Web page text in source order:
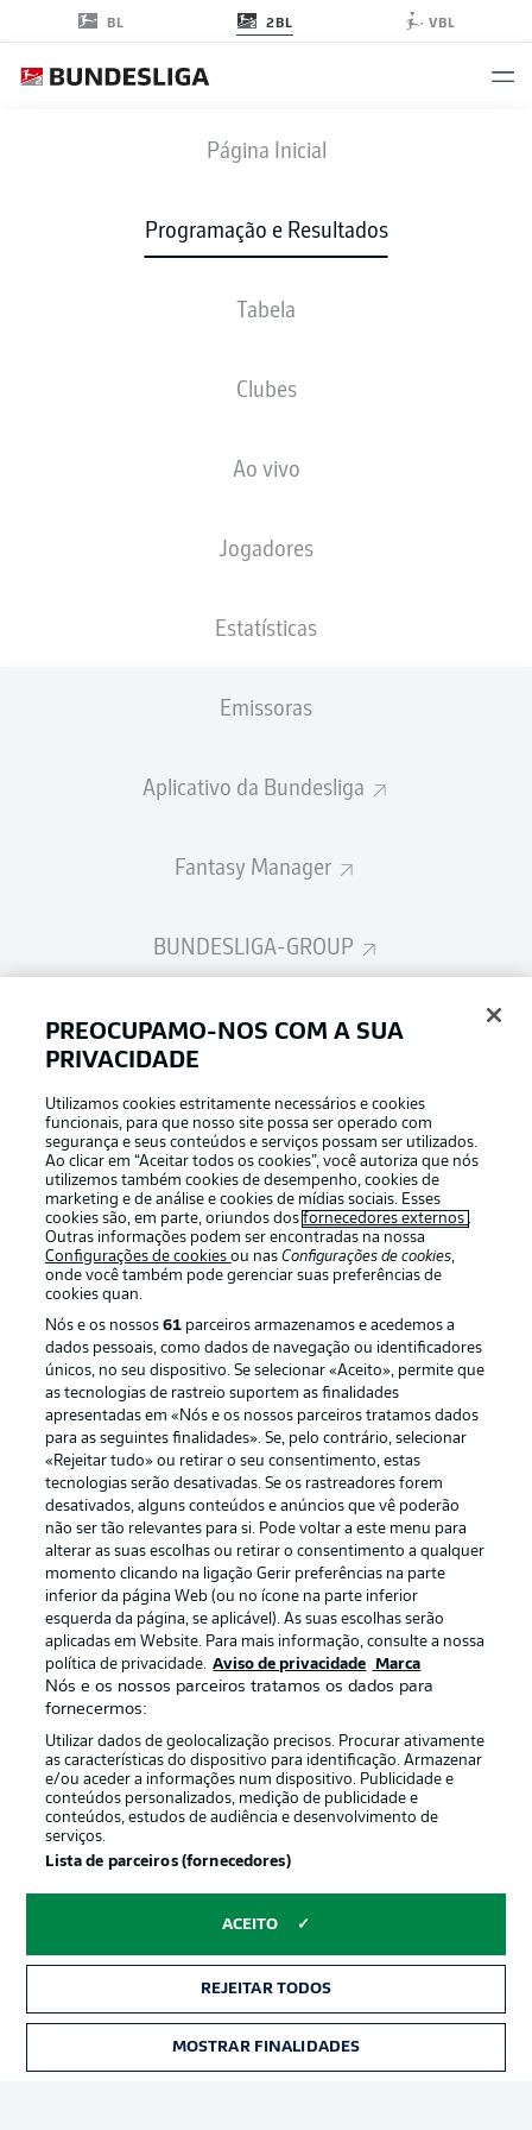
BL 2BL VBL
Página Inicial
Programação e Resultados
Tabela
Clubes
Ao vivo
Jogadores
Estatísticas
Emissoras
Aplicativo da Bundesliga
Fantasy Manager
BUNDESLIGA-GROUP
Escolha seu idioma
Português Modo de visualização
Login
FCN DSC
ESCALAÇÕES
Football as it’s meant to be
APLICATIVO DA BUNDESLIGA
Oferecido por
Termos de uso Trabalhe conosco
Contato
PREOCUPAMO-NOS COM A SUA
PRIVACIDADE
Utilizamos cookies estritamente necessários e cookies
funcionais, para que nosso site possa ser operado com
segurança e seus conteúdos e serviços possam ser utilizados.
Ao clicar em “Aceitar todos os cookies”, você autoriza que nós
utilizemos também cookies de desempenho, cookies de
marketing e de análise e cookies de mídias sociais. Esses
cookies são, em parte, oriundos dosfornecedores externos .
Outras informações podem ser encontradas na nossa
Configurações de cookiesou nasConfigurações de cookies,
onde você também pode gerenciar suas preferências de
cookies quan.
Nós e os nossos61 parceiros armazenamos e acedemos a
dados pessoais, como dados de navegação ou identificadores
únicos, no seu dispositivo. Se selecionar «Aceito», permite que
as tecnologias de rastreio suportem as finalidades
apresentadas em «Nós e os nossos parceiros tratamos dados
para as seguintes finalidades». Se, pelo contrário, selecionar
«Rejeitar tudo» ou retirar o seu consentimento, estas
tecnologias serão desativadas. Se os rastreadores forem
desativados, alguns conteúdos e anúncios que vê poderão
não ser tão relevantes para si. Pode voltar a este menu para
alterar as suas escolhas ou retirar o consentimento a qualquer
momento clicando na ligação Gerir preferências na parte
inferior da página Web (ou no ícone na parte inferior
esquerda da página, se aplicável). As suas escolhas serão
aplicadas em Website. Para mais informação, consulte a nossa
política de privacidade. Aviso de privacidade Marca
Nós e os nossos parceiros tratamos os dados para
fornecermos:
Utilizar dados de geolocalização precisos. Procurar ativamente
as características do dispositivo para identificação. Armazenar
e/ou aceder a informações num dispositivo. Publicidade e
conteúdos personalizados, medição de publicidade e
conteúdos, estudos de audiência e desenvolvimento de
serviços.
Lista de parceiros (fornecedores)
ACEITO
REJEITAR TODOS
MOSTRAR FINALIDADES